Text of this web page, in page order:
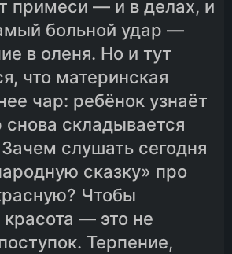
примеси — и в делах, и
больной удар —
в оленя. Но и тут
что материнская
чар: ребёнок узнаёт
снова складывается
слушать сегодня
сказку» про
Чтобы
— это не
Терпение,